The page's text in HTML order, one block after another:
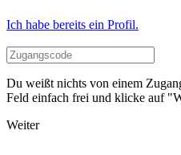
Ich habe bereits ein Profil.
Du weißt nichts von einem
Feld einfach frei und klicke auf
Weiter